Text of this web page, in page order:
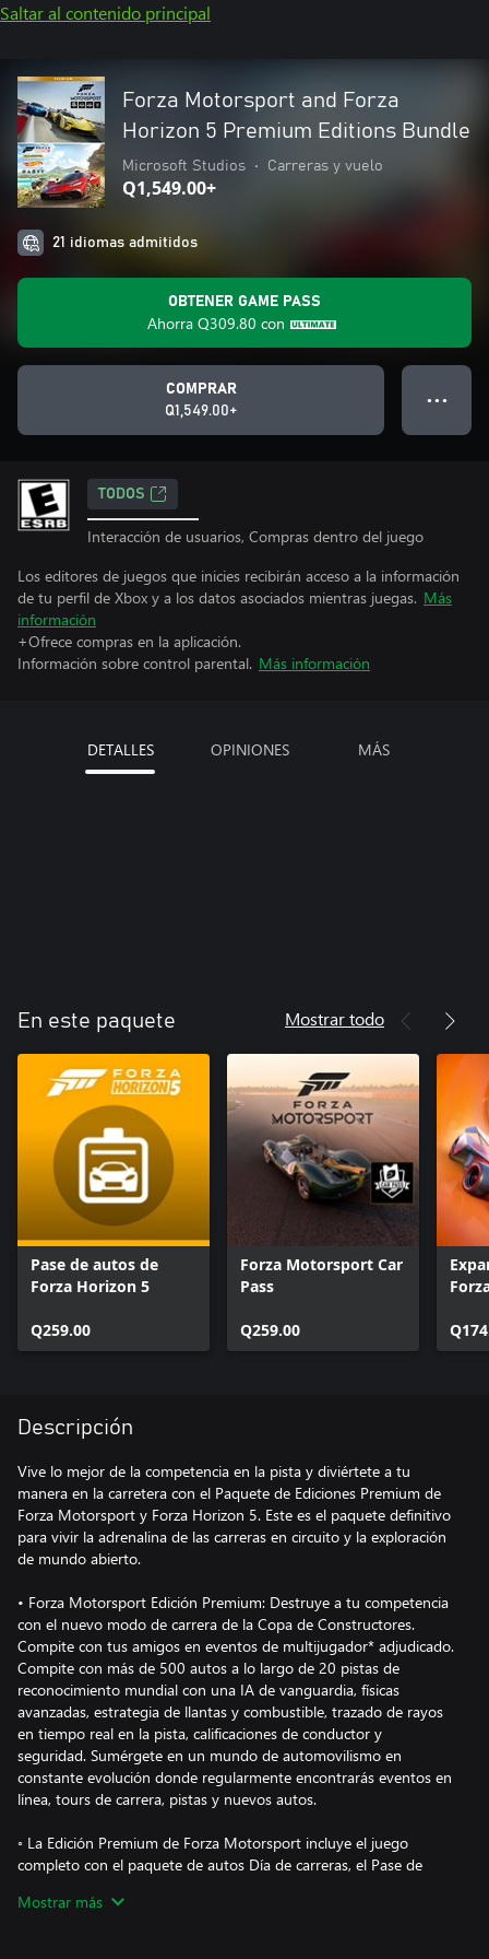
Saltar al contenido principal
Forza Motorsport and Forza
Horizon 5 Premium Editions Bundle
Microsoft Studios • Carreras y vuelo
Q1,549.00+
21 idiomas admitidos
OBTENER GAME PASS
Ahorra Q309.80 con
COMPRAR
Q1,549.00+
● ● ●
TODOS
Interacción de usuarios, Compras dentro del juego
Los editores de juegos que inicies recibirán acceso a la información
de tu perfil de Xbox y a los datos asociados mientras juegas. Más
información
+Ofrece compras en la aplicación.
Información sobre control parental. Más información
DETALLES OPINIONES MÁS
En este paquete Mostrar todo
Pase de autos de
Forza Horizon 5
Q259.00
Forza Motorsport Car
Pass
Q259.00
Descripción
Vive lo mejor de la competencia en la pista y diviértete a tu
manera en la carretera con el Paquete de Ediciones Premium de
Forza Motorsport y Forza Horizon 5. Este es el paquete definitivo
para vivir la adrenalina de las carreras en circuito y la exploración
de mundo abierto.
• Forza Motorsport Edición Premium: Destruye a tu competencia
con el nuevo modo de carrera de la Copa de Constructores.
Compite con tus amigos en eventos de multijugador* adjudicado.
Compite con más de 500 autos a lo largo de 20 pistas de
reconocimiento mundial con una IA de vanguardia, físicas
avanzadas, estrategia de llantas y combustible, trazado de rayos
en tiempo real en la pista, calificaciones de conductor y
seguridad. Sumérgete en un mundo de automovilismo en
constante evolución donde regularmente encontrarás eventos en
línea, tours de carrera, pistas y nuevos autos.
◦ La Edición Premium de Forza Motorsport incluye el juego
completo con el paquete de autos Día de carreras, el Pase de
membresía VIP y el Paquete de bienvenida.
Mostrar más